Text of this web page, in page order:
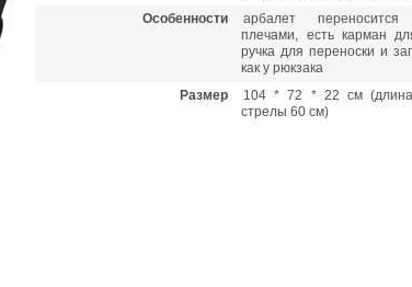
Особенности
арбалет
плечами, есть карман
ручка для переноски и
как у рюкзака
Размер
104 * 72 * 22 см
стрелы 60 см)